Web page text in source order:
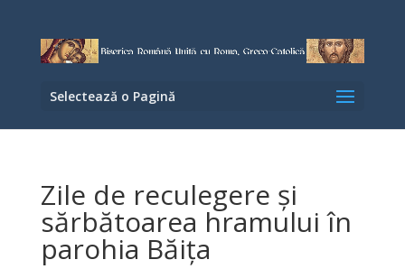
Selectează o Pagină
Zile de reculegere și
sărbătoarea hramului în
parohia Băița